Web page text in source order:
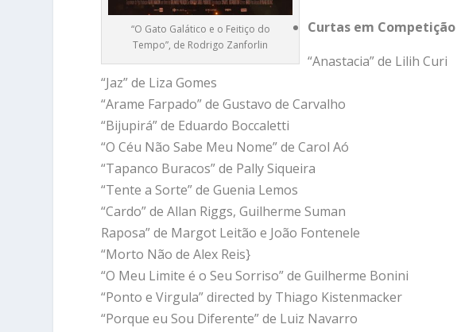
“O Gato Galático e o Feitiço do
Tempo”, de Rodrigo Zanforlin
Curtas em Competição
“Anastacia” de Lilih Curi
“Jaz” de Liza Gomes
“Arame Farpado” de Gustavo de Carvalho
“Bijupirá” de Eduardo Boccaletti
“O Céu Não Sabe Meu Nome” de Carol Aó
“Tapanco Buracos” de Pally Siqueira
“Tente a Sorte” de Guenia Lemos
“Cardo” de Allan Riggs, Guilherme Suman
Raposa” de Margot Leitão e João Fontenele
“Morto Não de Alex Reis}
“O Meu Limite é o Seu Sorriso” de Guilherme Bonini
“Ponto e Virgula” directed by Thiago Kistenmacker
“Porque eu Sou Diferente” de Luiz Navarro